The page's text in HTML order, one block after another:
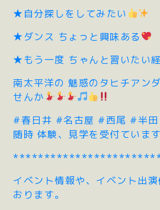
★自分探しをしてみたい
★ダンス ちょっと興味ある
★もう一度 ちゃんと習いたい
南太平洋の 魅惑のタヒチアン
せんか
#春日井 #名古屋 #西尾 #半田
随時 体験、見学を受付ています
イベント情報や、イベント出
おります。